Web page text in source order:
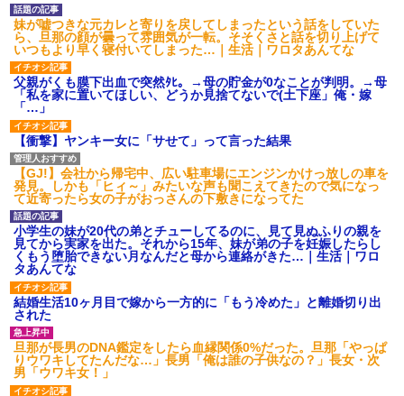
【ネット騒然】惨殺されたタ
ワマン頂き女子のこの動画、す
げえええええｗｗｗｗｗｗｗｗ
ｗｗｗ
【愕然】白のクラウン俺氏、
高速道路左車線を制限速度で走
った結果wwwwwwwwwwww
百年の恋12-899 食べた量を
張り合ってくる
【悲報】佐藤輝明・・・２軍
でも盛大にやらかす←あまり悲
しませないでくれ
妹が嘘つきな元カレと寄りを戻してしまったという話をしていた
ら、旦那の顔が曇って雰囲気が一転。そそくさと話を切り上げて
いつもより早く寝付いてしまった…｜生活｜ワロタあんてな
父親がくも膜下出血で突然ﾀﾋ。→母の貯金が0なことが判明。→母
「私を家に置いてほしい、どうか見捨てないで(土下座」俺・嫁
「…」
【衝撃】ヤンキー女に「サせて」って言った結果
【GJ!】会社から帰宅中、広い駐車場にエンジンかけっ放しの車を
発見。しかも「ヒィ～」みたいな声も聞こえてきたので気になっ
て近寄ったら女の子がおっさんの下敷きになってた
小学生の妹が20代の弟とチューしてるのに、見て見ぬふりの親を
見てから実家を出た。それから15年、妹が弟の子を妊娠したらし
くもう堕胎できない月なんだと母から連絡がきた…｜生活｜ワロ
タあんてな
結婚生活10ヶ月目で嫁から一方的に「もう冷めた」と離婚切り出
された
旦那が長男のDNA鑑定をしたら血縁関係0%だった。旦那「やっぱ
りウワキしてたんだな…」長男「俺は誰の子供なの？」長女・次
男「ウワキ女！」